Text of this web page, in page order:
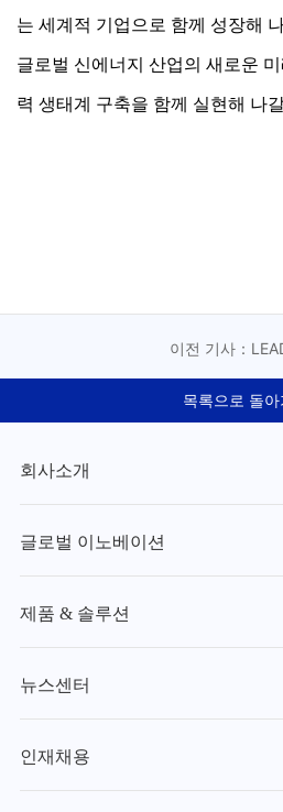
는 세계적 기업으로 함께 성장해
글로벌 신에너지 산업의 새로운
력 생태계 구축을 함께 실현해 나
이전 기사：
CEO 라운드테이
석 ‘그린 장비’
목록으로 돌아
회사소개
글로벌 이노베이션
제품 & 솔루션
뉴스센터
인재채용